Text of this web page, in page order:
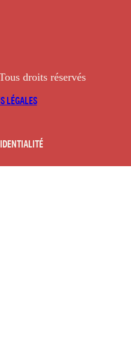
droits réservés
LÉGALES